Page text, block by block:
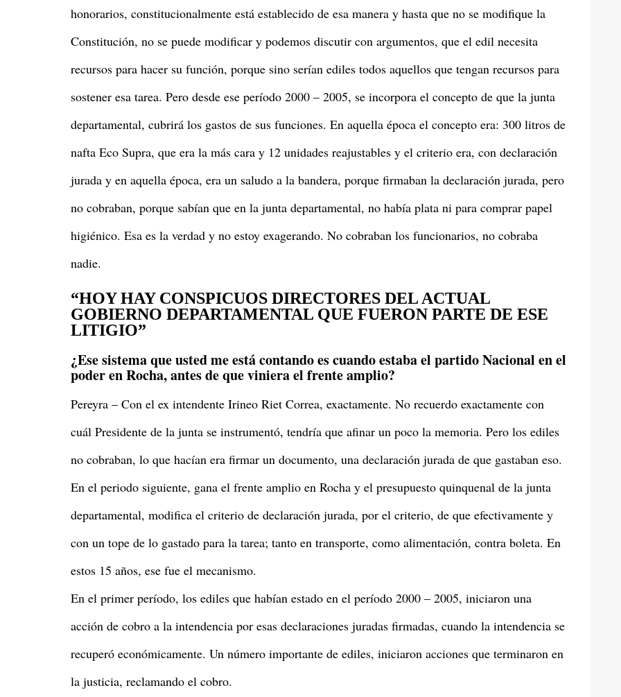
honorarios, constitucionalmente está establecido de esa manera y hasta que no se modifique la
Constitución, no se puede modificar y podemos discutir con argumentos, que el edil necesita
recursos para hacer su función, porque sino serían ediles todos aquellos que tengan recursos para
sostener esa tarea. Pero desde ese período 2000 – 2005, se incorpora el concepto de que la junta
departamental, cubrirá los gastos de sus funciones. En aquella época el concepto era: 300 litros de
nafta Eco Supra, que era la más cara y 12 unidades reajustables y el criterio era, con declaración
jurada y en aquella época, era un saludo a la bandera, porque firmaban la declaración jurada, pero
no cobraban, porque sabían que en la junta departamental, no había plata ni para comprar papel
higiénico. Esa es la verdad y no estoy exagerando. No cobraban los funcionarios, no cobraba
nadie.
“HOY HAY CONSPICUOS DIRECTORES DEL ACTUAL
GOBIERNO DEPARTAMENTAL QUE FUERON PARTE DE ESE
LITIGIO”
¿Ese sistema que usted me está contando es cuando estaba el partido Nacional en el
poder en Rocha, antes de que viniera el frente amplio?
Pereyra – Con el ex intendente Irineo Riet Correa, exactamente. No recuerdo exactamente con
cuál Presidente de la junta se instrumentó, tendría que afinar un poco la memoria. Pero los ediles
no cobraban, lo que hacían era firmar un documento, una declaración jurada de que gastaban eso.
En el periodo siguiente, gana el frente amplio en Rocha y el presupuesto quinquenal de la junta
departamental, modifica el criterio de declaración jurada, por el criterio, de que efectivamente y
con un tope de lo gastado para la tarea; tanto en transporte, como alimentación, contra boleta. En
estos 15 años, ese fue el mecanismo.
En el primer período, los ediles que habían estado en el período 2000 – 2005, iniciaron una
acción de cobro a la intendencia por esas declaraciones juradas firmadas, cuando la intendencia se
recuperó económicamente. Un número importante de ediles, iniciaron acciones que terminaron en
la justicia, reclamando el cobro.